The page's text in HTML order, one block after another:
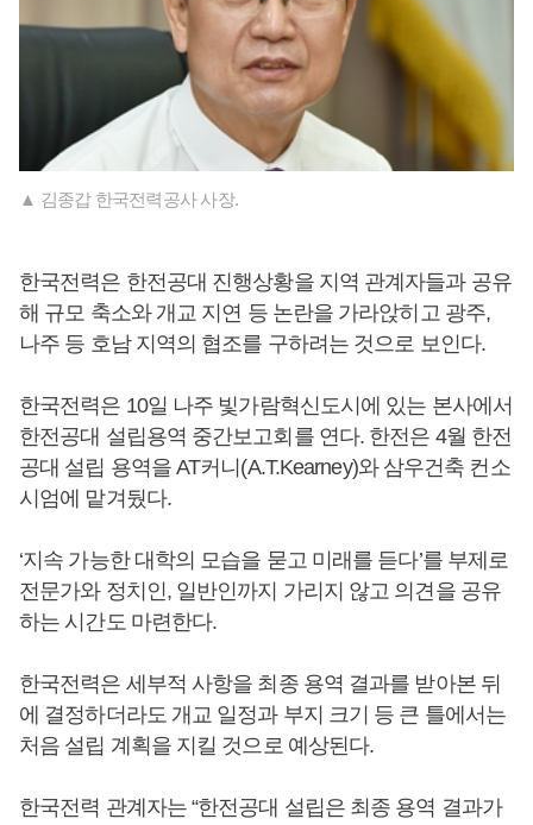
▲ 김종갑 한국전력공사 사장.
한국전력은 한전공대 진행상황을 지역 관계자들과 공유
해 규모 축소와 개교 지연 등 논란을 가라앉히고 광주,
나주 등 호남 지역의 협조를 구하려는 것으로 보인다.
한국전력은 10일 나주 빛가람혁신도시에 있는 본사에서
한전공대 설립용역 중간보고회를 연다. 한전은 4월 한전
공대 설립 용역을 AT커니(A.T.Kearney)와 삼우건축 컨소
시엄에 맡겨뒀다.
‘지속 가능한 대학의 모습을 묻고 미래를 듣다’를 부제로
전문가와 정치인, 일반인까지 가리지 않고 의견을 공유
하는 시간도 마련한다.
한국전력은 세부적 사항을 최종 용역 결과를 받아본 뒤
에 결정하더라도 개교 일정과 부지 크기 등 큰 틀에서는
처음 설립 계획을 지킬 것으로 예상된다.
한국전력 관계자는 “한전공대 설립은 최종 용역 결과가